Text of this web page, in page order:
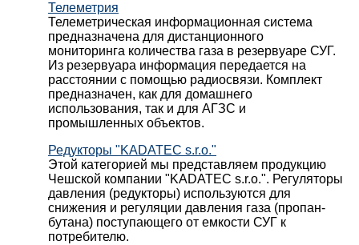
Телеметрия
Телеметрическая информационная система
предназначена для дистанционного
мониторинга количества газа в резервуаре СУГ.
Из резервуара информация передается на
расстоянии с помощью радиосвязи. Комплект
предназначен, как для домашнего
использования, так и для АГЗС и
промышленных объектов.
Редукторы "KADATEC s.r.o."
Этой категорией мы представляем продукцию
Чешской компании "KADATEC s.r.o.". Регуляторы
давления (редукторы) используются для
снижения и регуляции давления газа (пропан-
бутана) поступающего от емкости СУГ к
потребителю.